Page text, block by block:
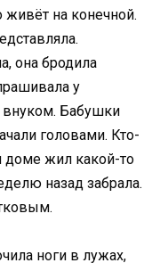
живёт на конечной.
она бродила
у
внуком. Бабушки
головами. Кто-
доме жил какой-то
назад забрала.
ноги в лужах,